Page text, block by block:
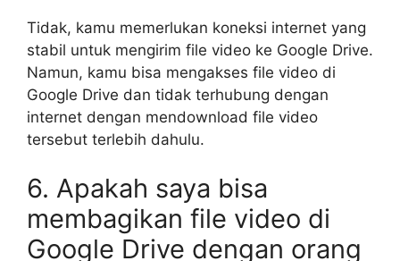
Tidak, kamu memerlukan koneksi internet yang
stabil untuk mengirim file video ke Google Drive.
Namun, kamu bisa mengakses file video di
Google Drive dan tidak terhubung dengan
internet dengan mendownload file video
tersebut terlebih dahulu.
6. Apakah saya bisa
membagikan file video di
Google Drive dengan orang